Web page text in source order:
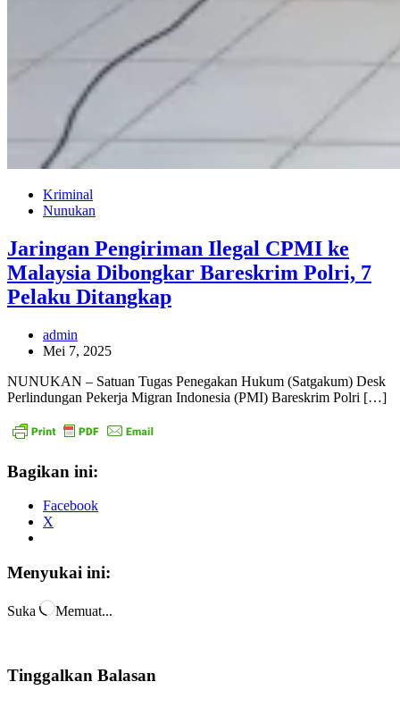
Kriminal
Nunukan
Jaringan Pengiriman Ilegal CPMI ke
Malaysia Dibongkar Bareskrim Polri, 7
Pelaku Ditangkap
admin
Mei 7, 2025
NUNUKAN – Satuan Tugas Penegakan Hukum (Satgakum) Desk
Perlindungan Pekerja Migran Indonesia (PMI) Bareskrim Polri […]
Bagikan ini:
Facebook
X
Menyukai ini:
Suka Memuat...
Tinggalkan Balasan